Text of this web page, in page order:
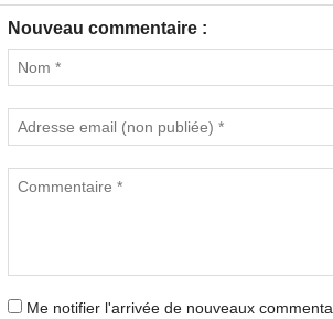
Nouveau commentaire :
Me notifier l'arrivée de nouveaux